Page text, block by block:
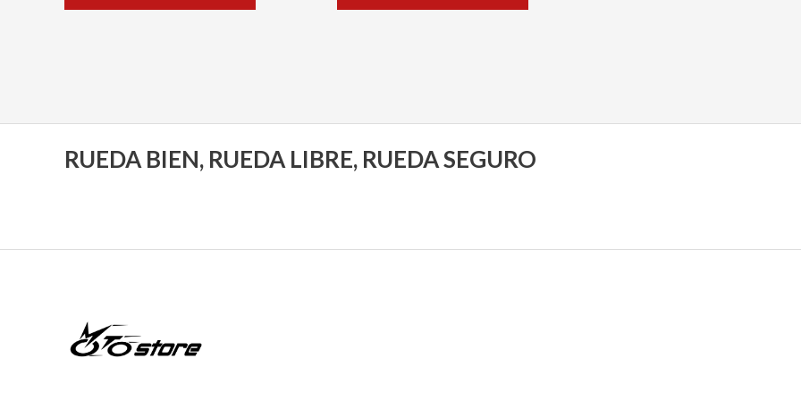
5
5
RUEDA BIEN, RUEDA LIBRE, RUEDA SEGURO